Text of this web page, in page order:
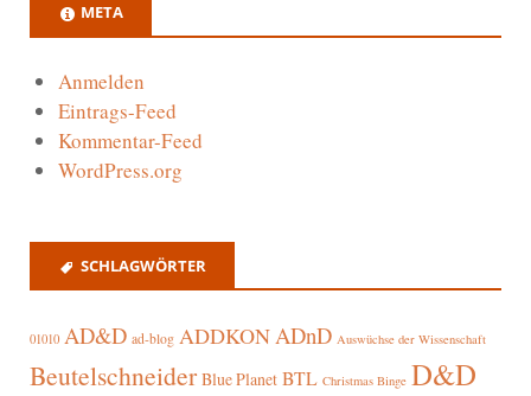
META
Anmelden
Eintrags-Feed
Kommentar-Feed
WordPress.org
SCHLAGWÖRTER
01010 AD&D ad-blog ADDKONADnD Auswüchse der Wissenschaft
Beutelschneider Blue Planet BTL Christmas Binge D&D